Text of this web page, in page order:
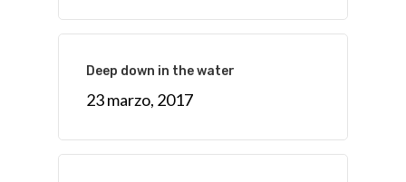
Deep down in the water
23 marzo, 2017